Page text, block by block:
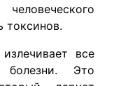
токсинов.
излечивает все
Это